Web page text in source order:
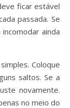
ficar estável
passada. Se
ainda
Coloque
saltos. Se a
novamente.
no meio do